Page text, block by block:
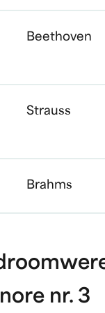
Beethoven
Strauss
Brahms
nr. 3